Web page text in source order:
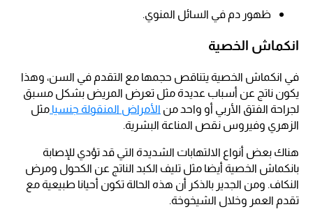
ظهور دم في السائل المنوي.
انكماش الخصية
في انكماش الخصية يتناقص حجمها مع التقدم في السن، وهذا
يكون ناتج عن أسباب عديدة مثل تعرض المريض بشكل مسبق
لجراحة الفتق الأربي أو واحد من الأمراض المنقولة جنسيا مثل
الزهري وفيروس نقص المناعة البشرية.
هناك بعض أنواع الالتهابات الشديدة التي قد تؤدي للإصابة
بانكماش الخصية أيضا مثل تليف الكبد الناتج عن الكحول ومرض
النكاف. ومن الجدير بالذكر أن هذه الحالة تكون أحيانا طبيعية مع
تقدم العمر وخلال الشيخوخة.